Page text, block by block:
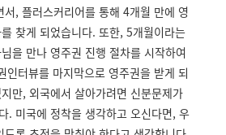
, 플러스커리어를 통해 4개월 만에 영
찾게 되었습니다. 또한, 5개월이라는
을 만나 영주권 진행 절차를 시작하여
인터뷰를 마지막으로 영주권을 받게 되
만, 외국에서 살아가려면 신분문제가
. 미국에 정착을 생각하고 오신다면, 우